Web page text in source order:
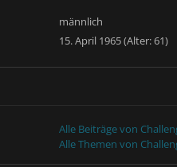
männlich
15. April 1965 (Alter: 61)
Alle Beiträge von
Alle Themen von